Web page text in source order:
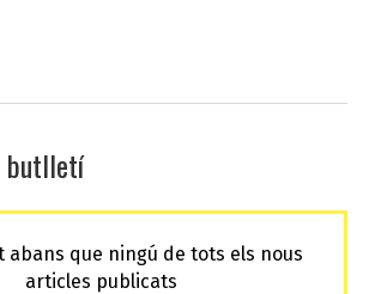
butlletí
abans que ningú de tots els nous
articles publicats